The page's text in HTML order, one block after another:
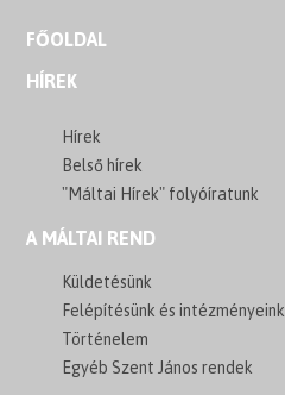
FŐOLDAL
HÍREK
Hírek
Belső hírek
"Máltai Hírek" folyóíratunk
A MÁLTAI REND
Küldetésünk
Felépítésünk és intézményeink
Történelem
Egyéb Szent János rendek